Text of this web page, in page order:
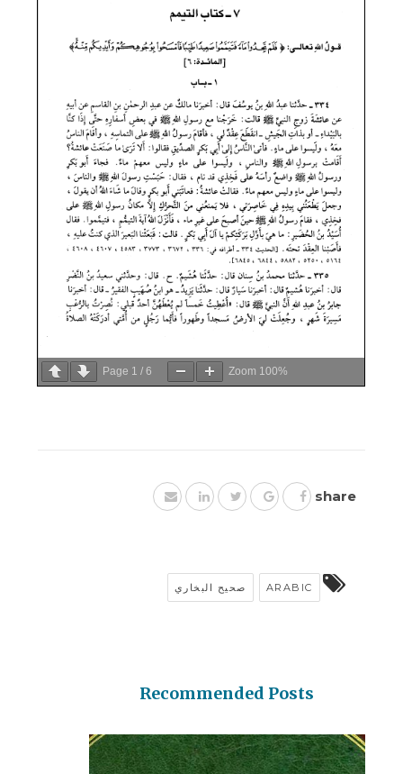
Page 1 / 6 Zoom 100%
share
ARABIC صحيح البخاري
Recommended Posts